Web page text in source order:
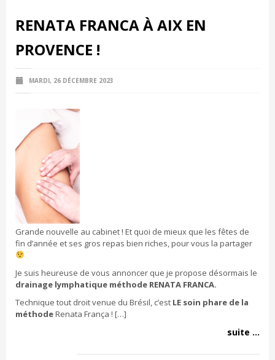
RENATA FRANCA À AIX EN
PROVENCE !
MARDI, 26 DÉCEMBRE 2023
Grande nouvelle au cabinet ! Et quoi de mieux que les fêtes de
fin d’année et ses gros repas bien riches, pour vous la partager
Je suis heureuse de vous annoncer que je propose désormais le
drainage lymphatique méthode RENATA FRANCA.
Technique tout droit venue du Brésil, c’est LE soin phare de la
méthodeRenata França ! […]
suite ...